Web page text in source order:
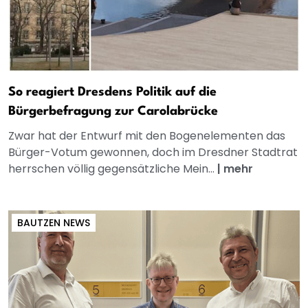
So reagiert Dresdens Politik auf die
Bürgerbefragung zur Carolabrücke
Zwar hat der Entwurf mit den Bogenelementen das
Bürger-Votum gewonnen, doch im Dresdner Stadtrat
herrschen völlig gegensätzliche Mein... | mehr
BAUTZEN NEWS